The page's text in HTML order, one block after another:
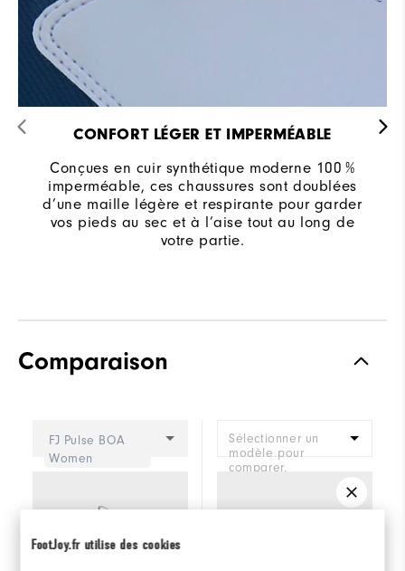
FootJoy.fr utilise des cookies
CONFORT LÉGER ET IMPERMÉABLE
Conçues en cuir synthétique moderne 100 %
imperméable, ces chaussures sont doublées
d’une maille légère et respirante pour garder
vos pieds au sec et à l’aise tout au long de
votre partie.
Comparaison
FJ Pulse BOA
Women
Sélectionner un
modèle pour
comparer.